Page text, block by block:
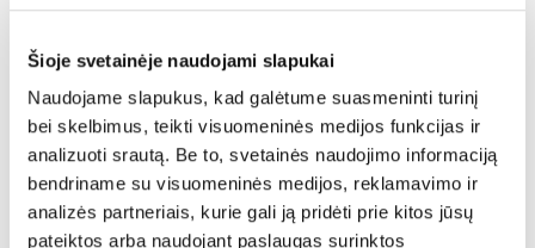
Šioje svetainėje naudojami slapukai
Naudojame slapukus, kad galėtume suasmeninti turinį
bei skelbimus, teikti visuomeninės medijos funkcijas ir
analizuoti srautą. Be to, svetainės naudojimo informaciją
bendriname su visuomeninės medijos, reklamavimo ir
analizės partneriais, kurie gali ją pridėti prie kitos jūsų
pateiktos arba naudojant paslaugas surinktos
MIAMOR Feline Filets tuno ir
krabų filė savo padaže 156 g
€2.02
MIAMOR Trinkfein Tuno
sriuba katėms 12x135g
€12.00